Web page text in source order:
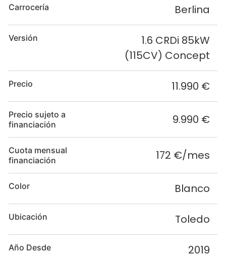
Carrocería Berlina
Versión
1.6 CRDi 85kW
(115CV) Concept
Precio 11.990 €
Precio sujeto a
financiación
9.990 €
Cuota mensual
financiación
172 €/mes
Color Blanco
Ubicación Toledo
Año Desde 2019